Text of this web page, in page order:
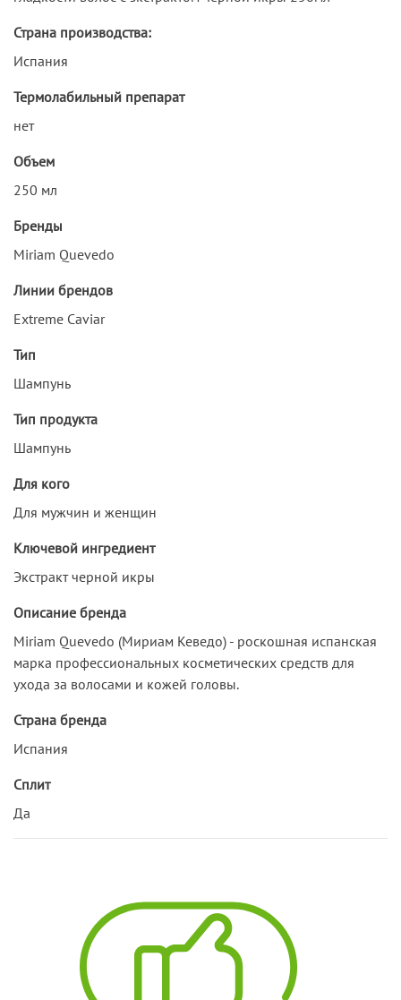
Страна производства:
Испания
Термолабильный препарат
нет
Объем
250 мл
Бренды
Miriam Quevedo
Линии брендов
Extreme Caviar
Тип
Шампунь
Тип продукта
Шампунь
Для кого
Для мужчин и женщин
Ключевой ингредиент
Экстракт черной икры
Описание бренда
Miriam Quevedo (Мириам Кеведо) - роскошная испанская
марка профессиональных косметических средств для
ухода за волосами и кожей головы.
Страна бренда
Испания
Сплит
Да